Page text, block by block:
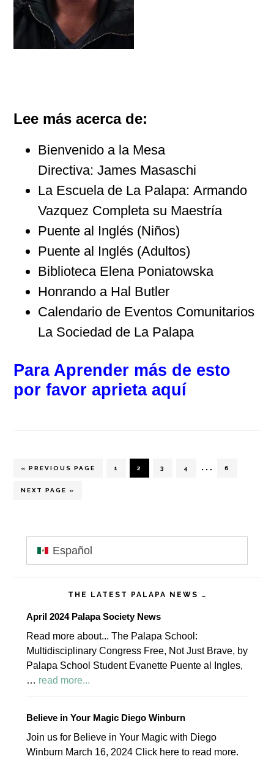
Lee más acerca de:
Bienvenido a la Mesa
Directiva: James Masaschi
La Escuela de La Palapa: Armando
Vazquez Completa su Maestría
Puente al Inglés (Niños)
Puente al Inglés (Adultos)
Biblioteca Elena Poniatowska
Honrando a Hal Butler
Calendario de Eventos Comunitarios
La Sociedad de La Palapa
Para Aprender más de esto
por favor aprieta aquí
«GO
PREVIOUS PAGE PAGE
1 PAGE
2 PAGE
3 PAGE
4
Interim
… PAGE
6
GO
NEXT PAGE »
Primary
Sidebar
Español
THE LATEST PALAPA NEWS …
April 2024 Palapa Society News
Read more about... The Palapa School:
Multidisciplinary Congress Free, Not Just Brave, by
Palapa School Student Evanette Puente al Ingles,
… read more...
Palapa
Society
News
Believe in Your Magic Diego Winburn
Join us for Believe in Your Magic with Diego
Winburn March 16, 2024 Click here to read more.